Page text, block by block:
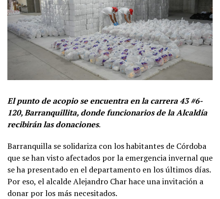
El punto de acopio se encuentra en la carrera 43 #6-
120, Barranquillita, donde funcionarios de la Alcaldía
recibirán las donaciones.
Barranquilla se solidariza con los habitantes de Córdoba
que se han visto afectados por la emergencia invernal que
se ha presentado en el departamento en los últimos días.
Por eso, el alcalde Alejandro Char hace una invitación a
donar por los más necesitados.